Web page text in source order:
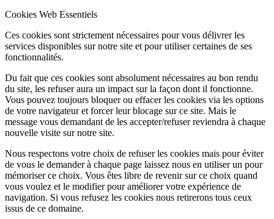
Cookies Web Essentiels
Ces cookies sont strictement nécessaires pour vous délivrer les
services disponibles sur notre site et pour utiliser certaines de ses
fonctionnalités.
Du fait que ces cookies sont absolument nécessaires au bon rendu
du site, les refuser aura un impact sur la façon dont il fonctionne.
Vous pouvez toujours bloquer ou effacer les cookies via les options
de votre navigateur et forcer leur blocage sur ce site. Mais le
message vous demandant de les accepter/refuser reviendra à chaque
nouvelle visite sur notre site.
Nous respectons votre choix de refuser les cookies mais pour éviter
de vous le demander à chaque page laissez nous en utiliser un pour
mémoriser ce choix. Vous êtes libre de revenir sur ce choix quand
vous voulez et le modifier pour améliorer votre expérience de
navigation. Si vous refusez les cookies nous retirerons tous ceux
issus de ce domaine.